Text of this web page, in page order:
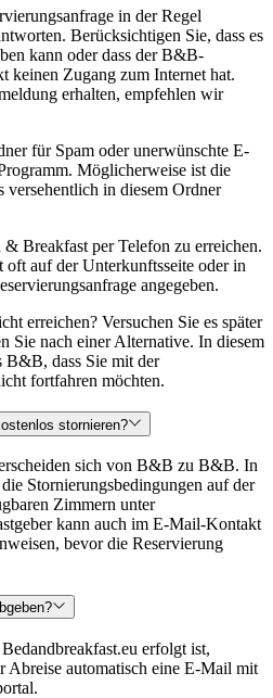
in der Regel
Berücksichtigen Sie, dass es
kann oder dass der B&B-
keinen Zugang zum Internet hat.
erhalten, empfehlen wir
für Spam oder unerwünschte E-
Möglicherweise ist die
versehentlich in diesem Ordner
& Breakfast per Telefon zu erreichen.
oft auf der Unterkunftsseite oder in
angegeben.
erreichen? Versuchen Sie es später
Sie nach einer Alternative. In diesem
B&B, dass Sie mit der
fortfahren möchten.
stornieren?
sich von B&B zu B&B. In
Stornierungsbedingungen auf der
Zimmern unter
kann auch im E-Mail-Kontakt
bevor die Reservierung
Bedandbreakfast.eu erfolgt ist,
Abreise automatisch eine E-Mail mit